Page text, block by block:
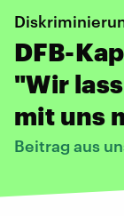
DFB-
"Wir
mit uns
Beitrag aus